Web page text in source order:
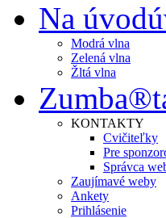
Na úvod
Modrá vlna
Zelená vlna
Žltá vlna
Zumba®
KONTAKTY
Cvičiteľky
Pre
Správca
Zaujímavé weby
Ankety
Prihlásenie